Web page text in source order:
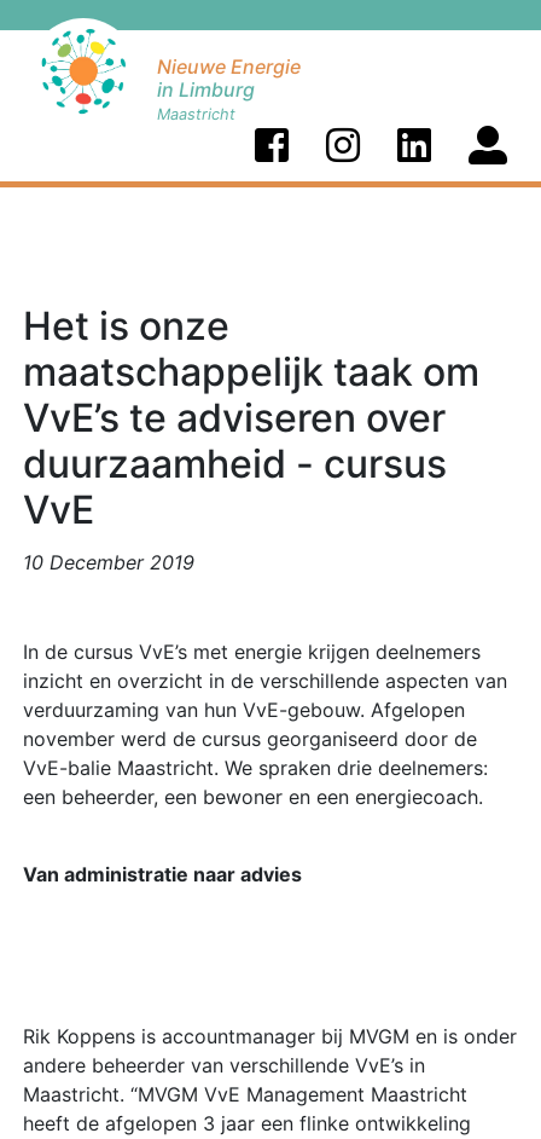
Nieuwe Energie
in Limburg
Maastricht
Het is onze
maatschappelijk taak om
VvE’s te adviseren over
duurzaamheid - cursus
VvE
10 December 2019
In de cursus VvE’s met energie krijgen deelnemers
inzicht en overzicht in de verschillende aspecten van
verduurzaming van hun VvE-gebouw. Afgelopen
november werd de cursus georganiseerd door de
VvE-balie Maastricht. We spraken drie deelnemers:
een beheerder, een bewoner en een energiecoach.
Van administratie naar advies
Rik Koppens is accountmanager bij MVGM en is onder
andere beheerder van verschillende VvE’s in
Maastricht. “MVGM VvE Management Maastricht
heeft de afgelopen 3 jaar een flinke ontwikkeling